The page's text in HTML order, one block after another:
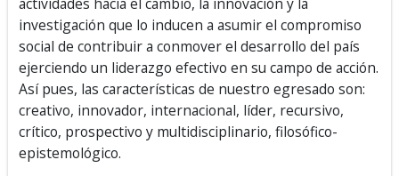
investigación que lo inducen a asumir el compromiso
social de contribuir a conmover el desarrollo del país
ejerciendo un liderazgo efectivo en su campo de acción.
Así pues, las características de nuestro egresado son:
creativo, innovador, internacional, líder, recursivo,
crítico, prospectivo y multidisciplinario, filosófico-
epistemológico.